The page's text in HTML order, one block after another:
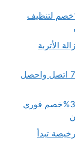
منازل بالمزاحمية بـ 35%خصم لتنظيف
بالخرج بـ40% لإزالة الأتربة
شركة تنظيف فلل بالمجمعة خدمة 24\7 اتصل واحصل
افضل شركة تنظيف كنب بالمجمعة بـ34%خصم فوري
تبدأ